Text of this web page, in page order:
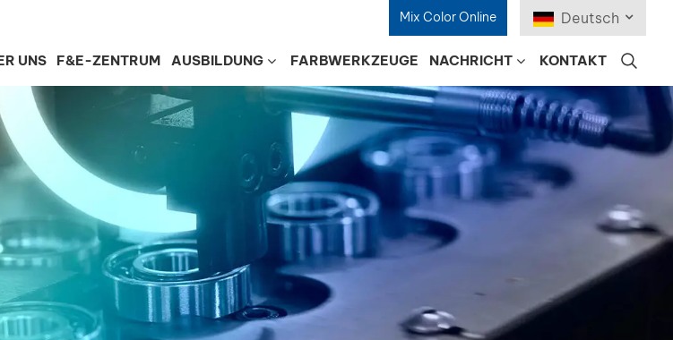
Mix Color Online Deutsch
English
Français
Deutsch
Português
UNS F&E-ZENTRUM AUSBILDUNG FARBWERKZEUGE NACHRICHT KONTAKT